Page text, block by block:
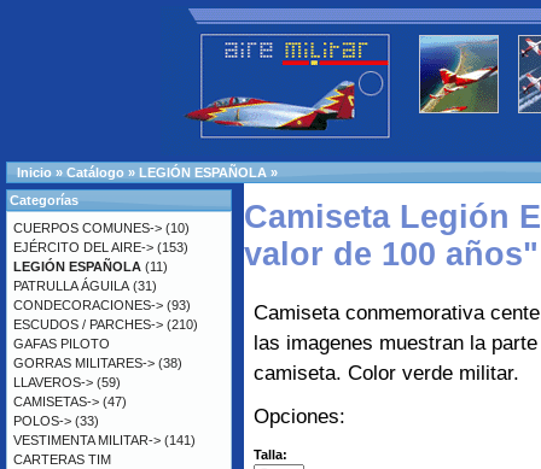
Inicio » Catálogo » LEGIÓN ESPAÑOLA »
Camiseta Legión
valor de 100
Camiseta conmemorativa
las imagenes muestran la
camiseta. Color verde militar.
Opciones:
Talla:
Categorías
CUERPOS COMUNES-> (10)
EJÉRCITO DEL AIRE-> (153)
LEGIÓN ESPAÑOLA (11)
PATRULLA ÁGUILA (31)
CONDECORACIONES-> (93)
ESCUDOS / PARCHES-> (210)
GAFAS PILOTO
GORRAS MILITARES-> (38)
LLAVEROS-> (59)
CAMISETAS-> (47)
POLOS-> (33)
VESTIMENTA MILITAR-> (141)
CARTERAS TIM